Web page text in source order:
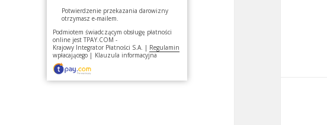
Potwierdzenie przekazania darowizny
otrzymasz e-mailem.
Podmiotem świadczącym obsługę płatności
online jestTPAY.COM -
Krajowy Integrator Płatności S.A. | Regulamin
wpłacającego | Klauzula informacyjna